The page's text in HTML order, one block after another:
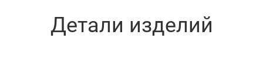
Детали изделий